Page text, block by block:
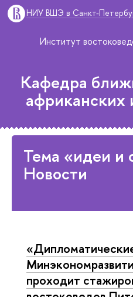
НИУ ВШЭ в Санкт-
Институт
Кафедра
африканских
Тема «идеи и
Новости
проходит